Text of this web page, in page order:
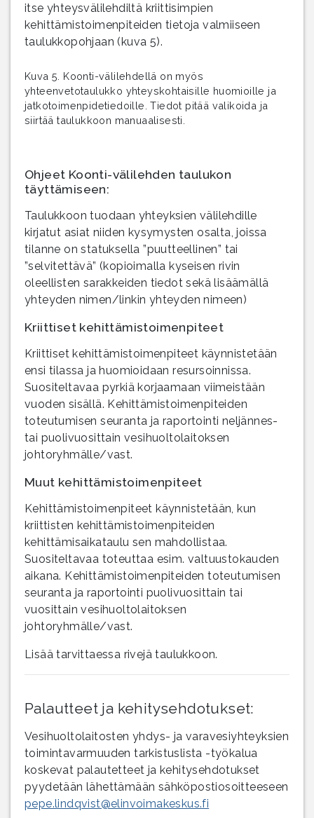
itse yhteysvälilehdiltä kriittisimpien
kehittämistoimenpiteiden tietoja valmiiseen
taulukkopohjaan (kuva 5).
Kuva 5. Koonti-välilehdellä on myös
yhteenvetotaulukko yhteyskohtaisille huomioille ja
jatkotoimenpidetiedoille. Tiedot pitää valikoida ja
siirtää taulukkoon manuaalisesti.
Ohjeet Koonti-välilehden taulukon
täyttämiseen:
Taulukkoon tuodaan yhteyksien välilehdille
kirjatut asiat niiden kysymysten osalta, joissa
tilanne on statuksella ”puutteellinen” tai
”selvitettävä” (kopioimalla kyseisen rivin
oleellisten sarakkeiden tiedot sekä lisäämällä
yhteyden nimen/linkin yhteyden nimeen)
Kriittiset kehittämistoimenpiteet
Kriittiset kehittämistoimenpiteet käynnistetään
ensi tilassa ja huomioidaan resursoinnissa.
Suositeltavaa pyrkiä korjaamaan viimeistään
vuoden sisällä. Kehittämistoimenpiteiden
toteutumisen seuranta ja raportointi neljännes-
tai puolivuosittain vesihuoltolaitoksen
johtoryhmälle/vast.
Muut kehittämistoimenpiteet
Kehittämistoimenpiteet käynnistetään, kun
kriittisten kehittämistoimenpiteiden
kehittämisaikataulu sen mahdollistaa.
Suositeltavaa toteuttaa esim. valtuustokauden
aikana. Kehittämistoimenpiteiden toteutumisen
seuranta ja raportointi puolivuosittain tai
vuosittain vesihuoltolaitoksen
johtoryhmälle/vast.
Lisää tarvittaessa rivejä taulukkoon.
Palautteet ja kehitysehdotukset:
Vesihuoltolaitosten yhdys- ja varavesiyhteyksien
toimintavarmuuden tarkistuslista -työkalua
koskevat palautetteet ja kehitysehdotukset
pyydetään lähettämään sähköpostiosoitteeseen
pepe.lindqvist@elinvoimakeskus.fi